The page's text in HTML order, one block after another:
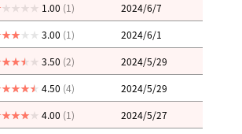
1.00 (1)
2024/6/7
3.00 (1)
2024/6/1
3.50 (2)
2024/5/29
4.50 (4)
2024/5/29
4.00 (1)
2024/5/27